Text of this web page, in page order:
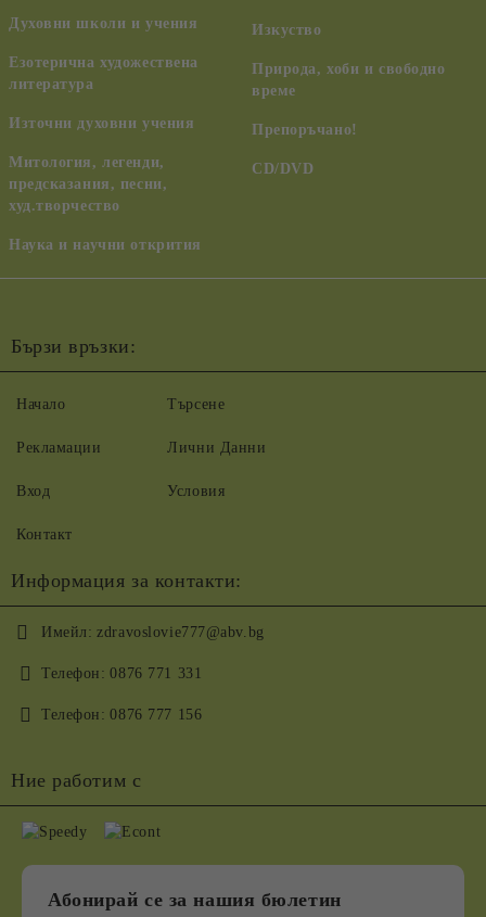
Духовни школи и учения
Езотерична художествена
литература
Източни духовни учения
Митология, легенди,
предсказания, песни,
худ.творчество
Наука и научни открития
Изкуство
Природа, хоби и свободно
време
Препоръчано!
CD/DVD
Бързи връзки:
Начало
Рекламации
Вход
Контакт
Търсене
Лични Данни
Условия
Информация за контакти:
Имейл: zdravoslovie777@abv.bg
Телефон: 0876 771 331
Телефон: 0876 777 156
Ние работим с
Абонирай се за нашия бюлетин